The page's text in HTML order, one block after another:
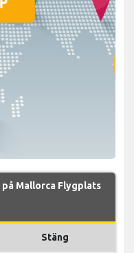
Mallorca Flygplats
Stäng